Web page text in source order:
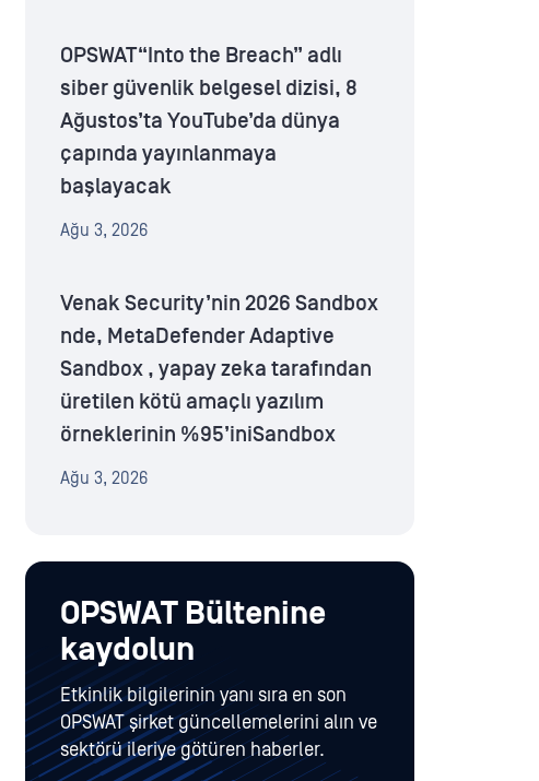
OPSWAT“Into the Breach” adlı
siber güvenlik belgesel dizisi, 8
Ağustos’ta YouTube’da dünya
çapında yayınlanmaya
başlayacak
Ağu 3, 2026
Venak Security’nin 2026 Sandbox
nde, MetaDefender Adaptive
Sandbox , yapay zeka tarafından
üretilen kötü amaçlı yazılım
örneklerinin %95’iniSandbox
Ağu 3, 2026
OPSWAT Bültenine
kaydolun
Etkinlik bilgilerinin yanı sıra en son
OPSWAT şirket güncellemelerini alın ve
sektörü ileriye götüren haberler.